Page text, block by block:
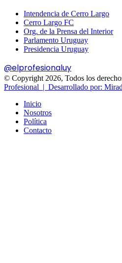
Intendencia de Cerro Largo
Cerro Largo FC
Org. de la Prensa del Interior
Parlamento Uruguay
Presidencia Uruguay
@elprofesionaluy
© Copyright 2026, Todos los
Profesional | Desarrollado por:
Inicio
Nosotros
Política
Contacto